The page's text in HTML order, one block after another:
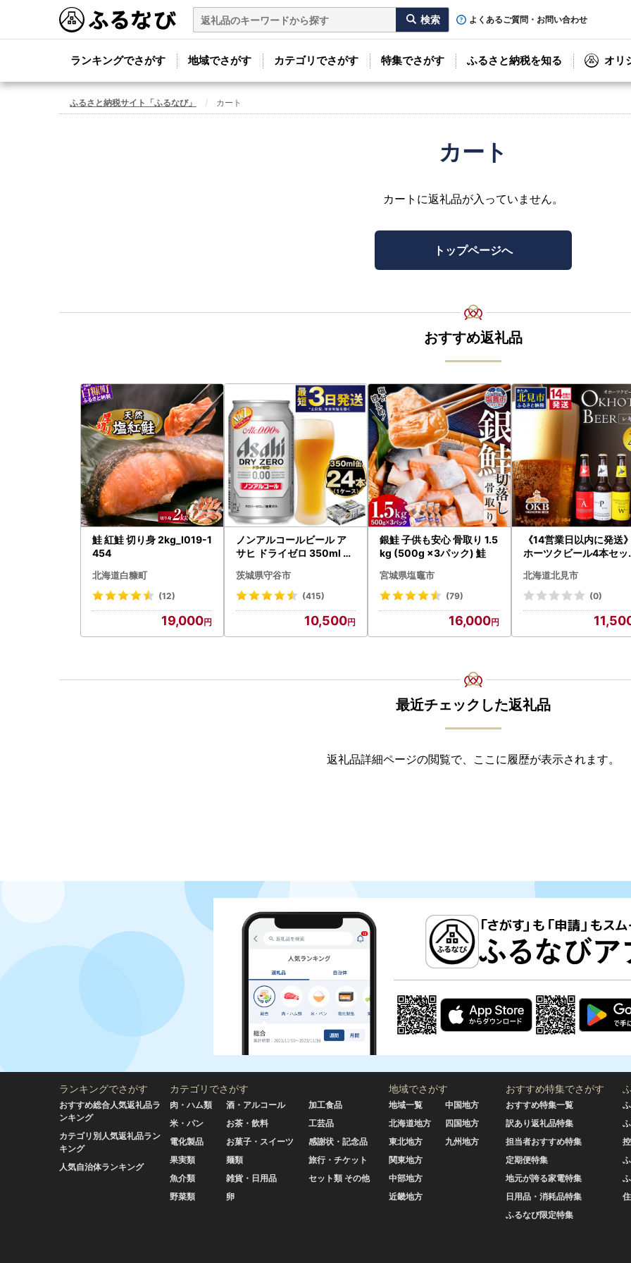
よくあるご質問・お問い合わせ
ランキングでさがす 地域でさがす カテゴリでさがす 特集でさがす ふるさと納税を知る オリ
ふるさと納税サイト「ふるなび」 カート
カート
カートに返礼品が入っていません。
トップページへ
おすすめ返礼品
鮭 紅鮭 切り身 2kg_I019-1
454
北海道白糠町
(12)
19,000
ノンアルコールビール ア
サヒ ドライゼロ 350ml 24
守谷市
茨城県守谷市
(415)
10,500
銀鮭 子供も安心 骨取り 1.5
kg (500g ×3パック) 鮭
宮城県塩竈市
(79)
16,000
《14営業日以内に発送
ホーツクビール4本セ
クラフトビール 瓶ビー
贈答 ギフト 贈り物 お
い プレゼント モルトビ
北海道北見市
(0)
最近チェックした返礼品
返礼品詳細ページの閲覧で、ここに履歴が表示されます。
ランキングでさがす
おすすめ総合人気返礼品ラ
ンキング
カテゴリ別人気返礼品ラン
キング
人気自治体ランキング
カテゴリでさがす
肉・ハム類
米・パン
電化製品
果実類
魚介類
野菜類
酒・アルコール
お茶・飲料
お菓子・スイーツ
麺類
雑貨・日用品
卵
加工食品
工芸品
感謝状・記念品
旅行・チケット
セット類 その他
地域でさがす
地域一覧
北海道地方
東北地方
関東地方
中部地方
近畿地方
中国地方
四国地方
九州地方
おすすめ特集でさがす
おすすめ特集一覧
訳あり返礼品特集
担当者おすすめ特集
定期便特集
地元が誇る家電特集
日用品・消耗品特集
ふるなび限定特集